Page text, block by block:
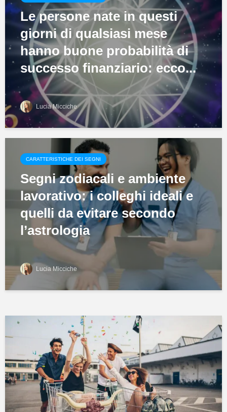
Le persone nate in questi
giorni di qualsiasi mese
hanno buone probabilità di
successo finanziario: ecco...
Lucia Micciche
CARATTERISTICHE DEI SEGNI
Segni zodiacali e ambiente
lavorativo: i colleghi ideali e
quelli da evitare secondo
l’astrologia
Lucia Micciche